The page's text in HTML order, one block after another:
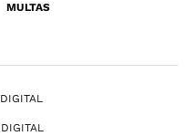
MULTAS
DIGITAL
DIGITAL